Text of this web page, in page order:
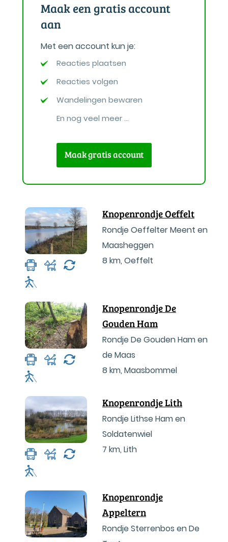
Maak een gratis account
aan
Met een account kun je:
Reacties plaatsen
Reacties volgen
Wandelingen bewaren
En nog veel meer ...
Maak gratis account
Knopenrondje Oeffelt
Rondje Oeffelter Meent en
Maasheggen
8 km, Oeffelt
Knopenrondje De
Gouden Ham
Rondje De Gouden Ham en
de Maas
8 km, Maasbommel
Knopenrondje Lith
Rondje Lithse Ham en
Soldatenwiel
7 km, Lith
Knopenrondje
Appeltern
Rondje Sterrenbos en De